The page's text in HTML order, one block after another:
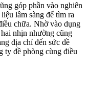
góp phần vào nghiên
lâm sàng để tìm ra
chữa. Nhờ vào dụng
nhịn nhường cũng
địa chỉ đến sức đề
ty đề phòng cùng điều